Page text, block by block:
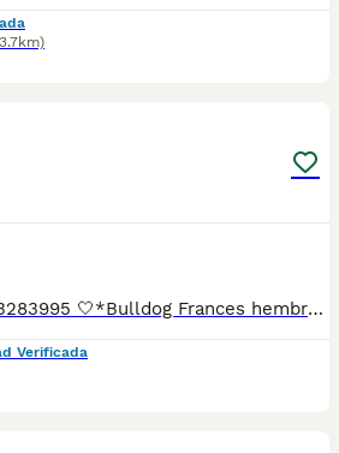
Laura 677983742 - 613283995 🤍*Bulldog Frances hembra negra corbata blanca *🤍 ¿Buscas un nuevo compañero para tu hogar? ❤️ Tenemos preciosos cachorros listos para encontrar una familia responsable. ✅ Vacunados ✅ Desparasitados ✅ Cartilla sanitaria ✅ Garantías incluidas ✅ Máxima atención y cuidado Se hacen envíos a toda España: Andalucía: Almería, Cádiz, Córdoba, Granada, Huelva, Jaén, Málaga, Sevilla.Aragón: Huesca, Teruel, Zaragoza.Asturias: Oviedo.Baleares: Palma.Canarias: Las Palmas de Gran Canaria, Santa Cruz de Tenerife.Cantabria: Santander.Castilla-La Mancha: Albacete, Ciudad Real, Cuenca, Guadalajara, Toledo.Castilla y León: Ávila, Burgos, León, Palencia, Salamanca, Segovia, Soria, Valladolid, Zamora.Cataluña: Barcelona, Gerona (Girona), Lérida (Lleida), Tarragona.Comunidad Valenciana: Alicante, Castellón de la Plana, Valencia.Extremadura: Badajoz, Cáceres.Galicia: La Coruña (A Coruña), Lugo, Orense (Ourense), Pontevedra.La Rioja: Logroño.Madrid: Madrid.Murcia: Murcia.Navarra: Pamplona.País Vasco: Bilbao (Vizcaya), San Sebastián (Guipúzcoa), Vitoria (Álava). 🐾 Cachorros sanos, sociables y criados con mucho cariño. 📲 ¡Pregunta sin compromiso por disponibilidad, fotos y precios por mensaje privado!
Verificada